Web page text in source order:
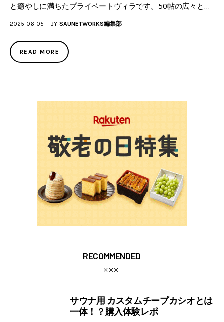
と癒やしに満ちたプライベートヴィラです。50帖の広々と…
2025-06-05 BY SAUNETWORKS編集部
READ MORE
RECOMMENDED
サウナ用 カスタムチープカシオとは
一体！？購入体験レポ